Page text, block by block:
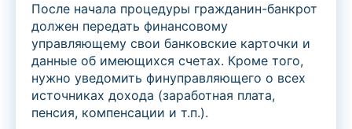
После начала процедуры гражданин-банкрот
должен передать финансовому
управляющему свои банковские карточки и
данные об имеющихся счетах. Кроме того,
нужно уведомить финуправляющего о всех
источниках дохода (заработная плата,
пенсия, компенсации и т.п.).